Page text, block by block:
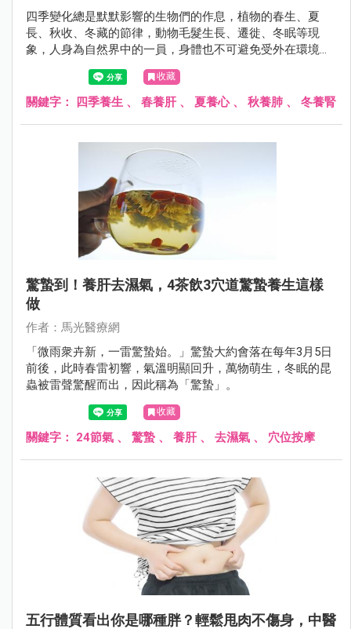
四季變化總是默默影響的生物們的作息，植物的春生、夏
長、秋收、冬藏的節律，動物毛髮生長、遷徙、冬眠等現
象，人身為自然界中的一員，身體也不可避免受外在環境而
收藏
關鍵字： 四季養生 、 春養肝、 夏養心、 秋養肺 、 冬養腎
驚蟄到！養肝去濕氣，4茶飲3穴道驚蟄養生這樣
做
作者：馬光醫療網
「微雨衆卉新，一雷驚蟄始。」驚蟄大約會落在每年3月5日
前後，此時春雷初響，氣溫明顯回升，萬物萌生，冬眠的昆
蟲被雷聲驚醒而出，因此稱為「驚蟄」。
收藏
關鍵字： 24節氣 、 驚蟄 、 養肝、 去濕氣 、 穴位按摩
五行體質看出你是哪種胖？輕鬆甩肉不傷身，中醫